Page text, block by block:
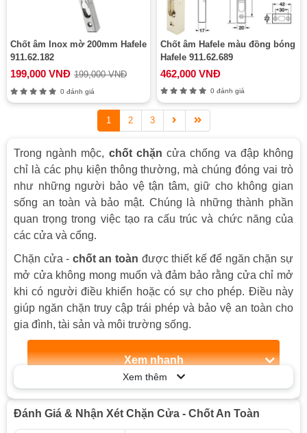
Chốt âm Inox mờ 200mm Hafele
911.62.182
199,000 VNĐ 199,000 VNĐ
0 đánh giá
Chốt âm Hafele màu đồng bóng
Hafele 911.62.689
462,000 VNĐ
0 đánh giá
1 2 3
Trong ngành mộc, chốt chặn cửa chống va đập không
chỉ là các phụ kiện thông thường, mà chúng đóng vai trò
như những người bảo vệ tận tâm, giữ cho không gian
sống an toàn và bảo mật. Chúng là những thành phần
quan trọng trong việc tạo ra cấu trúc và chức năng của
các cửa và cổng.
Chặn cửa - chốt an toàn được thiết kế để ngăn chặn sự
mở cửa không mong muốn và đảm bảo rằng cửa chỉ mở
khi có người điều khiển hoặc có sự cho phép. Điều này
giúp ngăn chặn truy cập trái phép và bảo vệ an toàn cho
gia đình, tài sản và môi trường sống.
Xem nhanh
quá trình làm mộc
Các loại phụ kiện chặn cửa thông minh
Xem thêm
Đánh Giá & Nhận Xét Chặn Cửa - Chốt An Toàn